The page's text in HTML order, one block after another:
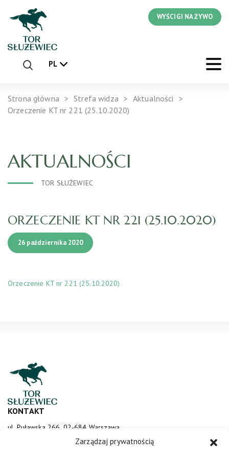
Zarządzaj prywatnością
WYŚCIGI NA ŻYWO
PL
Strona główna Strefa widza
Aktualności
Orzeczenie KT nr 221 (25.10.2020)
AKTUALNOŚCI
TOR SŁUŻEWIEC
ORZECZENIE KT NR 221 (25.10.2020)
26 października 2020
Orzeczenie KT nr 221 (25.10.2020)
KONTAKT
ul. Puławska 266, 02-684 Warszawa
sluzewiec@totalizator.pl